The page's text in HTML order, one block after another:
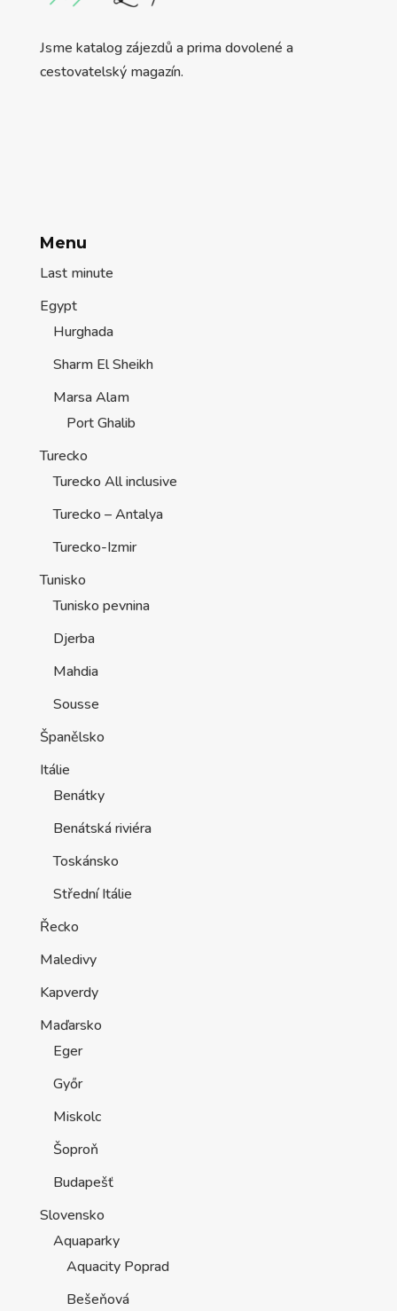
Jsme katalog zájezdů a prima dovolené a
cestovatelský magazín.
Menu
Last minute
Egypt
Hurghada
Sharm El Sheikh
Marsa Alam
Port Ghalib
Turecko
Turecko All inclusive
Turecko – Antalya
Turecko-Izmir
Tunisko
Tunisko pevnina
Djerba
Mahdia
Sousse
Španělsko
Itálie
Benátky
Benátská riviéra
Toskánsko
Střední Itálie
Řecko
Maledivy
Kapverdy
Maďarsko
Eger
Győr
Miskolc
Šoproň
Budapešť
Slovensko
Aquaparky
Aquacity Poprad
Bešeňová